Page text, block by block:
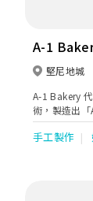
A-1
堅尼地城
A-1 Bakery
術，製造出
推出數款高
與子偕老的
手工製作